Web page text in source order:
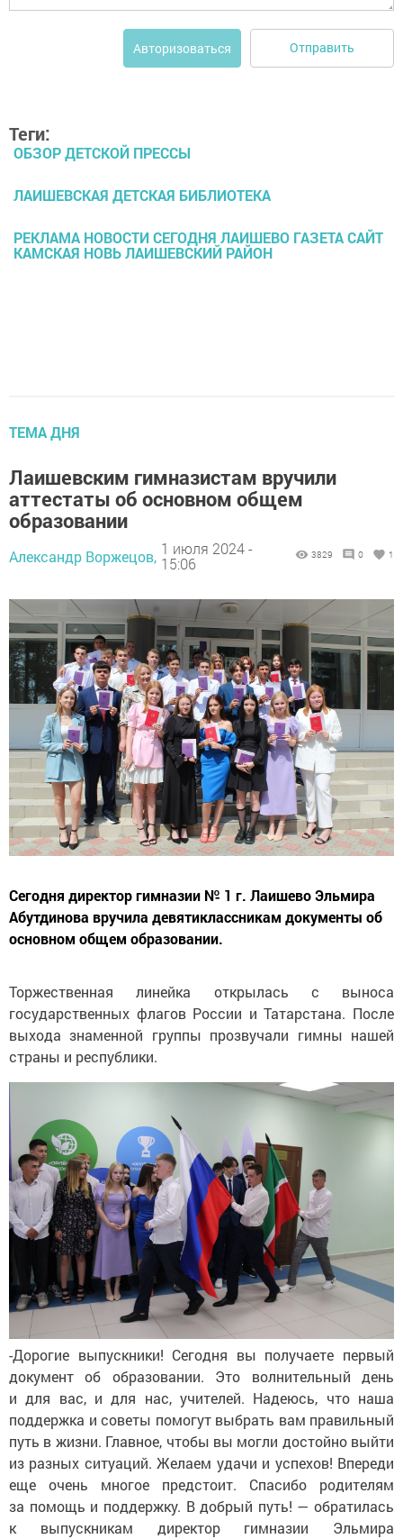
Авторизоваться Отправить
Теги:
ОБЗОР ДЕТСКОЙ ПРЕССЫ
ЛАИШЕВСКАЯ ДЕТСКАЯ БИБЛИОТЕКА
РЕКЛАМА НОВОСТИ СЕГОДНЯ ЛАИШЕВО ГАЗЕТА САЙТ
КАМСКАЯ НОВЬ ЛАИШЕВСКИЙ РАЙОН
ТЕМА ДНЯ
Лаишевским гимназистам вручили
аттестаты об основном общем
образовании
Александр Воржецов, 1 июля 2024 -
15:06
3829 0 1
Сегодня директор гимназии № 1 г. Лаишево Эльмира
Абутдинова вручила девятиклассникам документы об
основном общем образовании.
Торжественная линейка открылась с выноса
государственных флагов России и Татарстана. После
выхода знаменной группы прозвучали гимны нашей
страны и республики.
-Дорогие выпускники! Сегодня вы получаете первый
документ об образовании. Это волнительный день
и для вас, и для нас, учителей. Надеюсь, что наша
поддержка и советы помогут выбрать вам правильный
путь в жизни. Главное, чтобы вы могли достойно выйти
из разных ситуаций. Желаем удачи и успехов! Впереди
еще очень многое предстоит. Спасибо родителям
за помощь и поддержку. В добрый путь! — обратилась
к выпускникам директор гимназии Эльмира